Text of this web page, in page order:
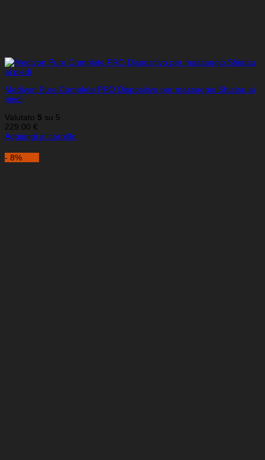
Medivon Pure Complete PRO Dispositivo per massaggio Shiatsu ai
piedi
Valutato 5 su 5
229.00 €
Aggiungi al carrello
- 8%